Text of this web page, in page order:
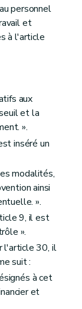
personnel
et
à l'article
aux
et la
».
inséré un
modalités,
ainsi
».
9, il est
».
l'article 30, il
suit :
à cet
et